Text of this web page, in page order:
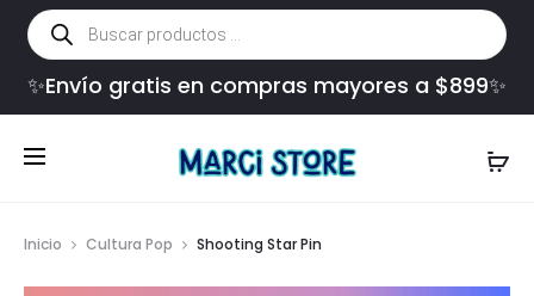
Búsqueda
de
productos
✨Envío gratis en compras mayores a $899✨
Inicio Cultura Pop Shooting Star Pin